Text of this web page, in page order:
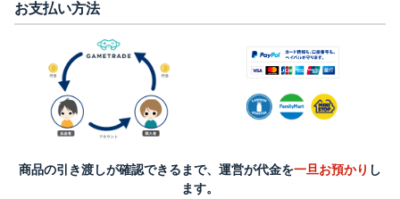
お支払い方法
商品の引き渡しが確認できるまで、運営が代金を一旦お預かり し
ます。